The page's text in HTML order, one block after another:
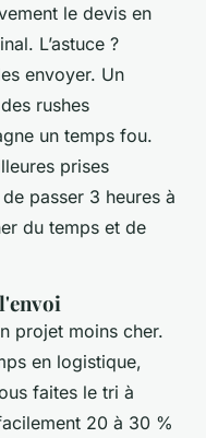
le devis en
L’astuce ?
envoyer. Un
rushes
un temps fou.
prises
passer 3 heures à
du temps et de
projet moins cher.
en logistique,
faites le tri à
20 à 30 %